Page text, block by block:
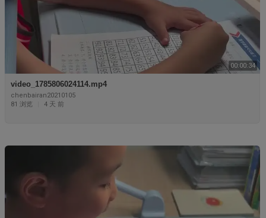
00:00:34
video_1785806024114.mp4
chenbairan20210105
81 浏览
4 天 前